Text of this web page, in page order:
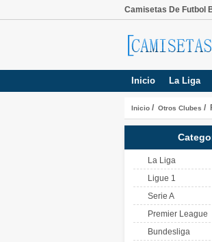
Camisetas De Futbol
Inicio La Liga
Inicio / Otros Clubes /
La Liga
Ligue 1
Serie A
Premier League
Bundesliga